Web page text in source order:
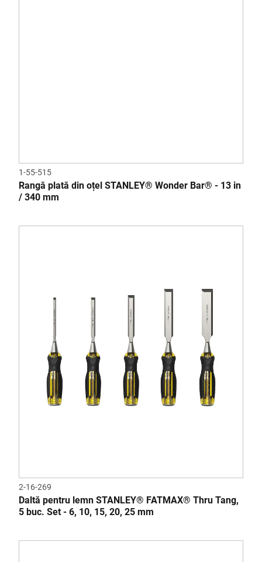
1-55-515
Rangă plată din oțel STANLEY® Wonder Bar® - 13 in
/ 340 mm
2-16-269
Daltă pentru lemn STANLEY® FATMAX® Thru Tang,
5 buc. Set - 6, 10, 15, 20, 25 mm